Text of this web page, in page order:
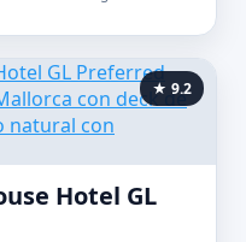
★ 9.2
Hotel GL